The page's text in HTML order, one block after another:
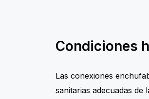
Condiciones
Las conexiones
sanitarias adecuadas de